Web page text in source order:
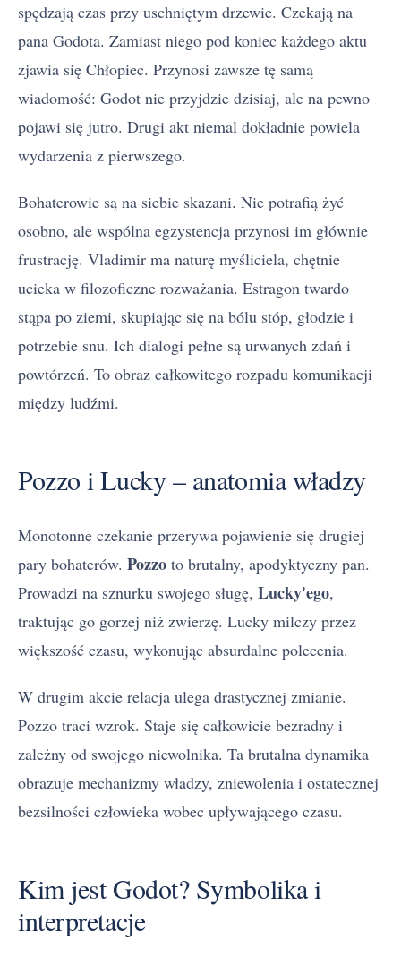
spędzają czas przy uschniętym drzewie. Czekają na
pana Godota. Zamiast niego pod koniec każdego aktu
zjawia się Chłopiec. Przynosi zawsze tę samą
wiadomość: Godot nie przyjdzie dzisiaj, ale na pewno
pojawi się jutro. Drugi akt niemal dokładnie powiela
wydarzenia z pierwszego.
Bohaterowie są na siebie skazani. Nie potrafią żyć
osobno, ale wspólna egzystencja przynosi im głównie
frustrację. Vladimir ma naturę myśliciela, chętnie
ucieka w filozoficzne rozważania. Estragon twardo
stąpa po ziemi, skupiając się na bólu stóp, głodzie i
potrzebie snu. Ich dialogi pełne są urwanych zdań i
powtórzeń. To obraz całkowitego rozpadu komunikacji
między ludźmi.
Pozzo i Lucky – anatomia władzy
Monotonne czekanie przerywa pojawienie się drugiej
pary bohaterów. Pozzo to brutalny, apodyktyczny pan.
Prowadzi na sznurku swojego sługę, Lucky'ego,
traktując go gorzej niż zwierzę. Lucky milczy przez
większość czasu, wykonując absurdalne polecenia.
W drugim akcie relacja ulega drastycznej zmianie.
Pozzo traci wzrok. Staje się całkowicie bezradny i
zależny od swojego niewolnika. Ta brutalna dynamika
obrazuje mechanizmy władzy, zniewolenia i ostatecznej
bezsilności człowieka wobec upływającego czasu.
Kim jest Godot? Symbolika i
interpretacje